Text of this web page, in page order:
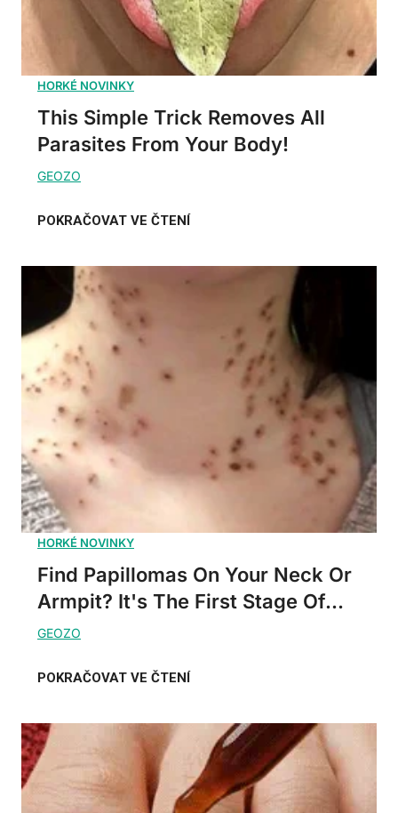
This Simple Trick Removes All
Parasites From Your Body!
Find Papillomas On Your Neck Or
Armpit? It's The First Stage Of...